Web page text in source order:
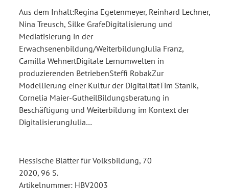
Aus dem Inhalt:Regina Egetenmeyer, Reinhard Lechner,
Nina Treusch, Silke GrafeDigitalisierung und
Mediatisierung in der
Erwachsenenbildung/WeiterbildungJulia Franz,
Camilla WehnertDigitale Lernumwelten in
produzierenden BetriebenSteffi RobakZur
Modellierung einer Kultur der DigitalitätTim Stanik,
Cornelia Maier-GutheilBildungsberatung in
Beschäftigung und Weiterbildung im Kontext der
DigitalisierungJulia…
Hessische Blätter für Volksbildung, 70
2020, 96 S.
Artikelnummer: HBV2003